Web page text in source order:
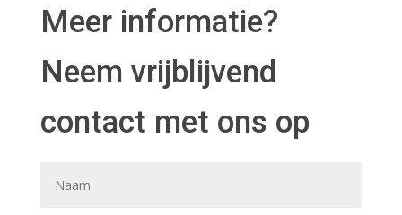
Meer informatie?
Neem vrijblijvend
contact met ons op